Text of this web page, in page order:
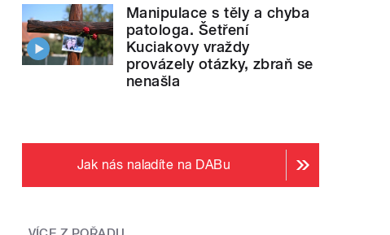
Manipulace s těly a chyba
patologa. Šetření
Kuciakovy vraždy
provázely otázky, zbraň se
nenašla
Jak nás naladíte na DABu